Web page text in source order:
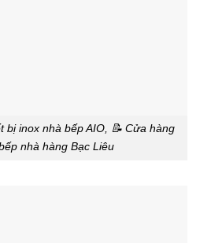
bị inox nhà bếp AIO, 📝 Cửa hàng
nhà hàng Bạc Liêu